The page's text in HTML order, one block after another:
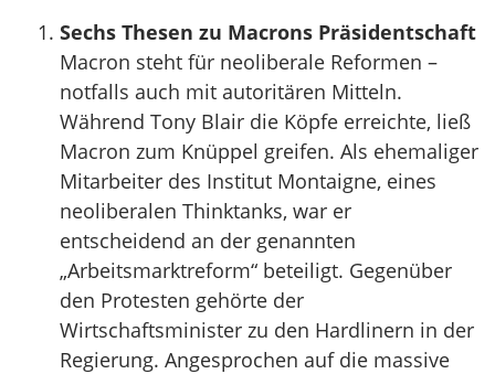
Sechs Thesen zu Macrons Präsidentschaft
Macron steht für neoliberale Reformen –
notfalls auch mit autoritären Mitteln.
Während Tony Blair die Köpfe erreichte, ließ
Macron zum Knüppel greifen. Als ehemaliger
Mitarbeiter des Institut Montaigne, eines
neoliberalen Thinktanks, war er
entscheidend an der genannten
„Arbeitsmarktreform“ beteiligt. Gegenüber
den Protesten gehörte der
Wirtschaftsminister zu den Hardlinern in der
Regierung. Angesprochen auf die massive